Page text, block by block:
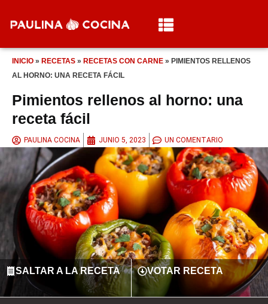
INICIO » RECETAS » RECETAS CON CARNE » PIMIENTOS RELLENOS
AL HORNO: UNA RECETA FÁCIL
Pimientos rellenos al horno: una
receta fácil
PAULINA COCINA JUNIO 5, 2023 UN COMENTARIO
SALTAR A LA RECETA VOTAR RECETA